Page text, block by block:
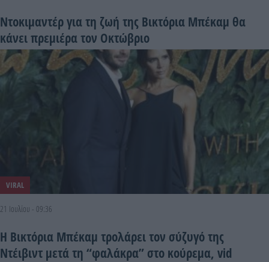
Ντοκιμαντέρ για τη ζωή της Βικτόρια Μπέκαμ θα
κάνει πρεμιέρα τον Οκτώβριο
VIRAL
21 Ιουλίου - 09:36
Η Βικτόρια Μπέκαμ τρολάρει τον σύζυγό της
Ντέιβιντ μετά τη “φαλάκρα” στο κούρεμα, vid